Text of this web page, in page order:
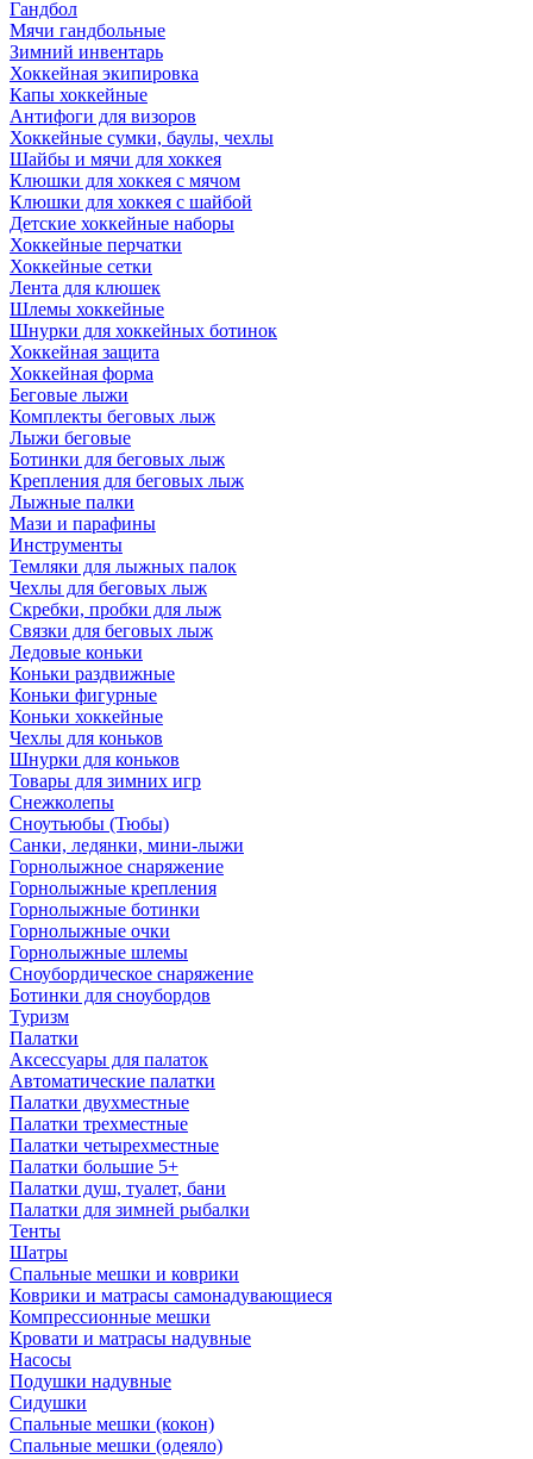
Гандбол
Мячи гандбольные
Зимний инвентарь
Хоккейная экипировка
Капы хоккейные
Антифоги для визоров
Хоккейные сумки, баулы, чехлы
Шайбы и мячи для хоккея
Клюшки для хоккея с мячом
Клюшки для хоккея с шайбой
Детские хоккейные наборы
Хоккейные перчатки
Хоккейные сетки
Лента для клюшек
Шлемы хоккейные
Шнурки для хоккейных ботинок
Хоккейная защита
Хоккейная форма
Беговые лыжи
Комплекты беговых лыж
Лыжи беговые
Ботинки для беговых лыж
Крепления для беговых лыж
Лыжные палки
Мази и парафины
Инструменты
Темляки для лыжных палок
Чехлы для беговых лыж
Скребки, пробки для лыж
Связки для беговых лыж
Ледовые коньки
Коньки раздвижные
Коньки фигурные
Коньки хоккейные
Чехлы для коньков
Шнурки для коньков
Товары для зимних игр
Снежколепы
Сноутьюбы (Тюбы)
Санки, ледянки, мини-лыжи
Горнолыжное снаряжение
Горнолыжные крепления
Горнолыжные ботинки
Горнолыжные очки
Горнолыжные шлемы
Сноубордическое снаряжение
Ботинки для сноубордов
Туризм
Палатки
Аксессуары для палаток
Автоматические палатки
Палатки двухместные
Палатки трехместные
Палатки четырехместные
Палатки большие 5+
Палатки душ, туалет, бани
Палатки для зимней рыбалки
Тенты
Шатры
Спальные мешки и коврики
Коврики и матрасы самонадувающиеся
Компрессионные мешки
Кровати и матрасы надувные
Насосы
Подушки надувные
Сидушки
Спальные мешки (кокон)
Спальные мешки (одеяло)